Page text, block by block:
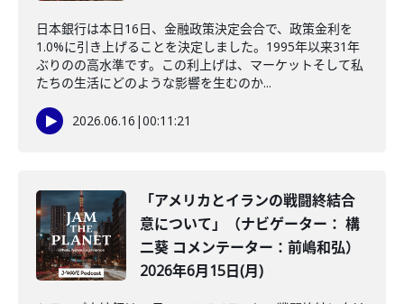
日本銀行は本日16日、金融政策決定会合で、政策金利を
1.0%に引き上げることを決定しました。1995年以来31年
ぶりのの高水準です。この利上げは、マーケットそして私
たちの生活にどのような影響を生むのか...
2026.06.16 |00:11:21
「アメリカとイランの戦闘終結合
意について」（ナビゲーター： 構
二葵 コメンテーター：前嶋和弘）
2026年6月15日(月)